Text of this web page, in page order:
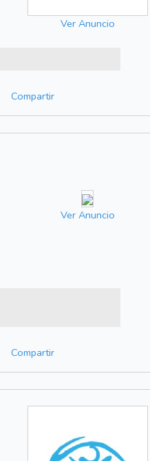
Ver Anuncio
Compartir
Ver Anuncio
Compartir